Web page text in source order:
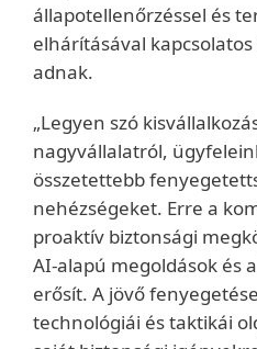
állapotellenőrzéssel és
elhárításával
adnak.
„Legyen szó
nagyvállalatról,
összetettebb
nehézségeket. Erre a
proaktív biztonsági
AI-alapú megoldások és
erősít. A jövő
technológiái és taktikái